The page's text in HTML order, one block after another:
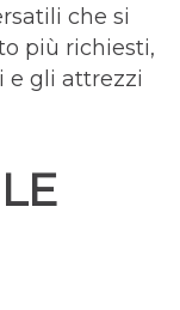
che si
più richiesti,
e gli attrezzi